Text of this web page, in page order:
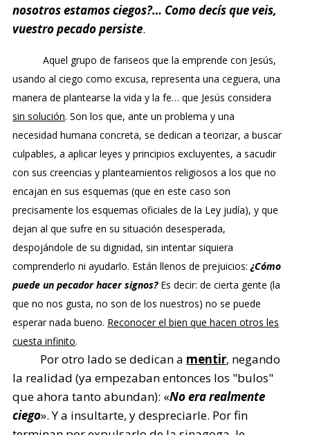
nosotros estamos ciegos?… Como decís que veis,
vuestro pecado persiste.
Aquel grupo de fariseos que la emprende con Jesús,
usando al ciego como excusa, representa una ceguera, una
manera de plantearse la vida y la fe… que Jesús considera
sin solución. Son los que, ante un problema y una
necesidad humana concreta, se dedican a teorizar, a buscar
culpables, a aplicar leyes y principios excluyentes, a sacudir
con sus creencias y planteamientos religiosos a los que no
encajan en sus esquemas (que en este caso son
precisamente los esquemas oficiales de la Ley judía), y que
dejan al que sufre en su situación desesperada,
despojándole de su dignidad, sin intentar siquiera
comprenderlo ni ayudarlo. Están llenos de prejuicios:¿Cómo
puede un pecador hacer signos?Es decir: de cierta gente (la
que no nos gusta, no son de los nuestros) no se puede
esperar nada bueno. Reconocer el bien que hacen otros les
cuesta infinito.
Por otro lado se dedican a mentir, negando
la realidad (ya empezaban entonces los "bulos"
que ahora tanto abundan): «No era realmente
ciego». Y a insultarte, y despreciarle. Por fin